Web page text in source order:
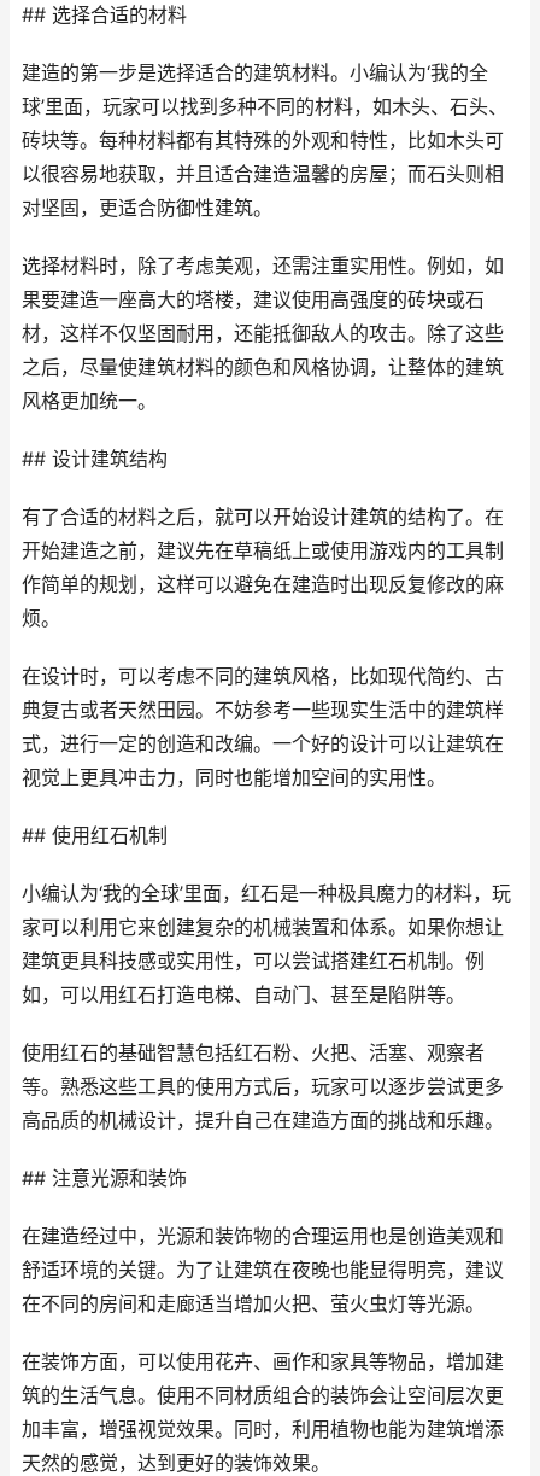
## 选择合适的材料
建造的第一步是选择适合的建筑材料。小编认为‘我的全
球’里面，玩家可以找到多种不同的材料，如木头、石头、
砖块等。每种材料都有其特殊的外观和特性，比如木头可
以很容易地获取，并且适合建造温馨的房屋；而石头则相
对坚固，更适合防御性建筑。
选择材料时，除了考虑美观，还需注重实用性。例如，如
果要建造一座高大的塔楼，建议使用高强度的砖块或石
材，这样不仅坚固耐用，还能抵御敌人的攻击。除了这些
之后，尽量使建筑材料的颜色和风格协调，让整体的建筑
风格更加统一。
## 设计建筑结构
有了合适的材料之后，就可以开始设计建筑的结构了。在
开始建造之前，建议先在草稿纸上或使用游戏内的工具制
作简单的规划，这样可以避免在建造时出现反复修改的麻
烦。
在设计时，可以考虑不同的建筑风格，比如现代简约、古
典复古或者天然田园。不妨参考一些现实生活中的建筑样
式，进行一定的创造和改编。一个好的设计可以让建筑在
视觉上更具冲击力，同时也能增加空间的实用性。
## 使用红石机制
小编认为‘我的全球’里面，红石是一种极具魔力的材料，玩
家可以利用它来创建复杂的机械装置和体系。如果你想让
建筑更具科技感或实用性，可以尝试搭建红石机制。例
如，可以用红石打造电梯、自动门、甚至是陷阱等。
使用红石的基础智慧包括红石粉、火把、活塞、观察者
等。熟悉这些工具的使用方式后，玩家可以逐步尝试更多
高品质的机械设计，提升自己在建造方面的挑战和乐趣。
## 注意光源和装饰
在建造经过中，光源和装饰物的合理运用也是创造美观和
舒适环境的关键。为了让建筑在夜晚也能显得明亮，建议
在不同的房间和走廊适当增加火把、萤火虫灯等光源。
在装饰方面，可以使用花卉、画作和家具等物品，增加建
筑的生活气息。使用不同材质组合的装饰会让空间层次更
加丰富，增强视觉效果。同时，利用植物也能为建筑增添
天然的感觉，达到更好的装饰效果。